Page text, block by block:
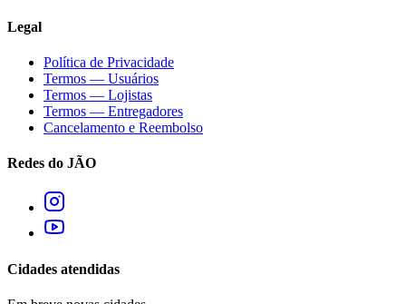
Legal
Política de Privacidade
Termos — Usuários
Termos — Lojistas
Termos — Entregadores
Cancelamento e Reembolso
Redes do JÃO
Cidades atendidas